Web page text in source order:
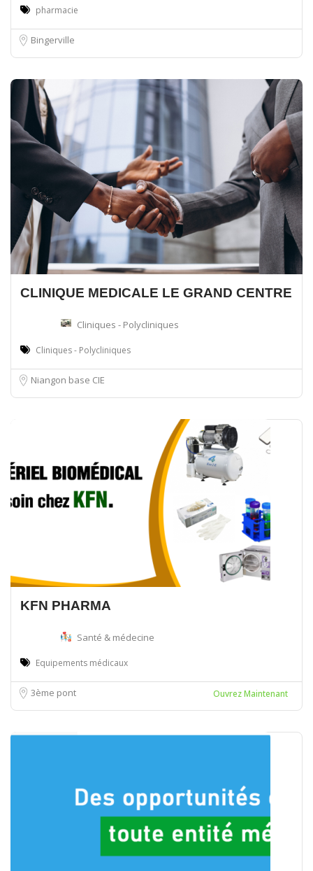
pharmacie
Bingerville
CLINIQUE MEDICALE LE GRAND CENTRE
Cliniques - Polycliniques
Cliniques - Polycliniques
Niangon base CIE
KFN PHARMA
Santé & médecine
Equipements médicaux
3ème pont Ouvrez Maintenant